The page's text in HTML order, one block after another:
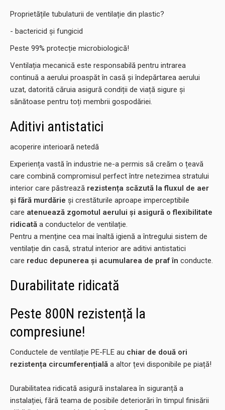
Proprietățile tubulaturii de ventilație din plastic?
- bactericid și fungicid
Peste 99% protecție microbiologică!
Ventilația mecanică este responsabilă pentru intrarea
continuă a aerului proaspăt în casă și îndepărtarea aerului
uzat, datorită căruia asigură condiții de viață sigure și
sănătoase pentru toți membrii gospodăriei.
Aditivi antistatici
acoperire interioară netedă
Experiența vastă în industrie ne-a permis să creăm o țeavă
care combină compromisul perfect între netezimea stratului
interior care păstrează rezistența scăzută la fluxul de aer
și fără murdărie și crestăturile aproape imperceptibile
care atenuează zgomotul aerului și asigură o flexibilitate
ridicată a conductelor de ventilație.
Pentru a menține cea mai înaltă igienă a întregului sistem de
ventilație din casă, stratul interior are aditivi antistatici
care reduc depunerea și acumularea de praf în conducte.
Durabilitate ridicată
Peste 800N rezistență la
compresiune!
Conductele de ventilație PE-FLE au chiar de două ori
rezistența circumferențială a altor țevi disponibile pe piață!
Durabilitatea ridicată asigură instalarea în siguranță a
instalației, fără teama de posibile deteriorări în timpul finisării